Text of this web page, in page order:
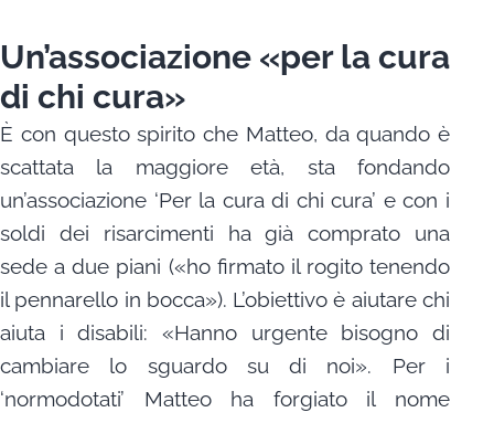
Un’associazione «per la cura
di chi cura»
È con questo spirito che Matteo, da quando è
scattata la maggiore età, sta fondando
un’associazione ‘Per la cura di chi cura’ e con i
soldi dei risarcimenti ha già comprato una
sede a due piani («ho firmato il rogito tenendo
il pennarello in bocca»). L’obiettivo è aiutare chi
aiuta i disabili: «Hanno urgente bisogno di
cambiare lo sguardo su di noi». Per i
‘normodotati’ Matteo ha forgiato il nome